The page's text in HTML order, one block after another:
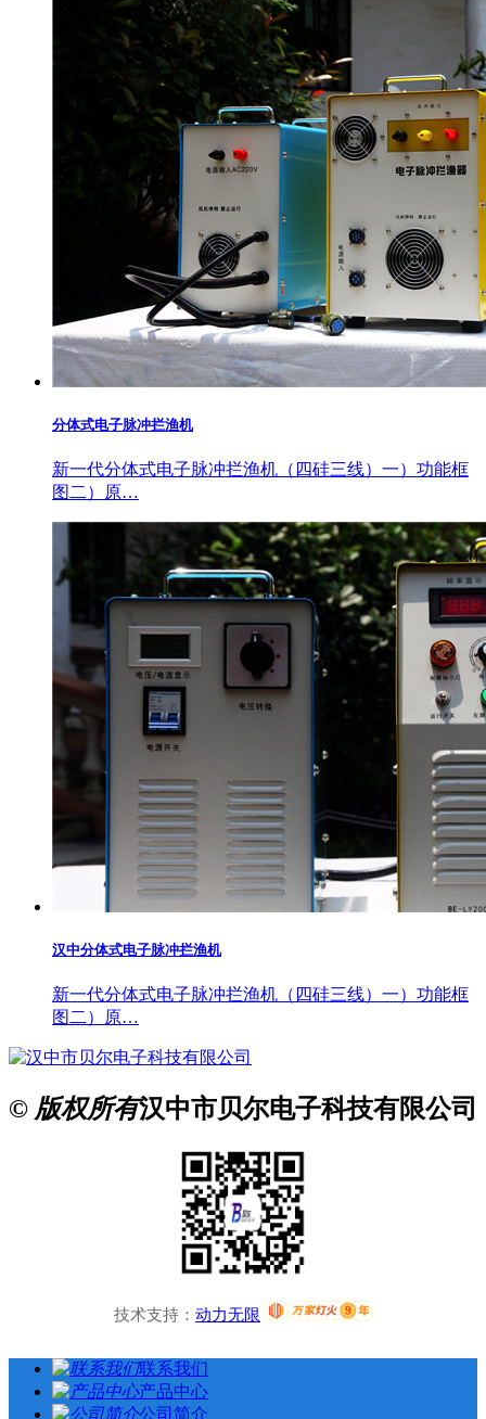
分体式电子脉冲拦渔机
新一代分体式电子脉冲拦渔机（四硅三线）一）功能框
图二）原…
汉中分体式电子脉冲拦渔机
新一代分体式电子脉冲拦渔机（四硅三线）一）功能框
图二）原…
© 版权所有汉中市贝尔电子科技有限公司
技术支持： 动力无限
联系我们
产品中心
公司简介